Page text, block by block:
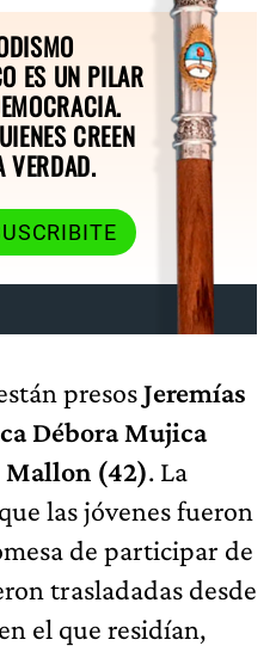
ES UN PILAR
CREEN
VERDAD.
presosJeremías
Débora Mujica
Mallon (42). La
las jóvenes fueron
de participar de
trasladadas desde
el que residían,